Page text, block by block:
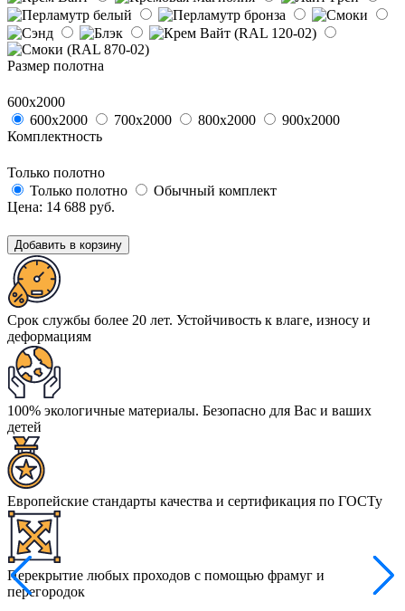
Размер полотна
600х2000
600х2000
700х2000 800х2000
900х2000
Комплектность
Только полотно
Только полотно
Обычный комплект
Цена: 14 688 руб.
Добавить в корзину
Срок службы более 20 лет. Устойчивость к влаге, износу и
деформациям
100% экологичные материалы. Безопасно для Вас и ваших
детей
Европейские стандарты качества и сертификация по ГОСТу
Перекрытие любых проходов с помощью фрамуг и
перегородок